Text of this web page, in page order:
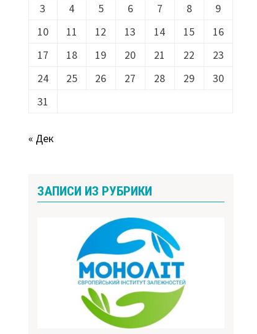
3
4 5 6 7 8
9
10
11 12 13 14 15
16
17
18 19 20 21 22
23
24
25 26 27 28 29
30
31
« Дек
ЗАПИСИ ИЗ РУБРИКИ